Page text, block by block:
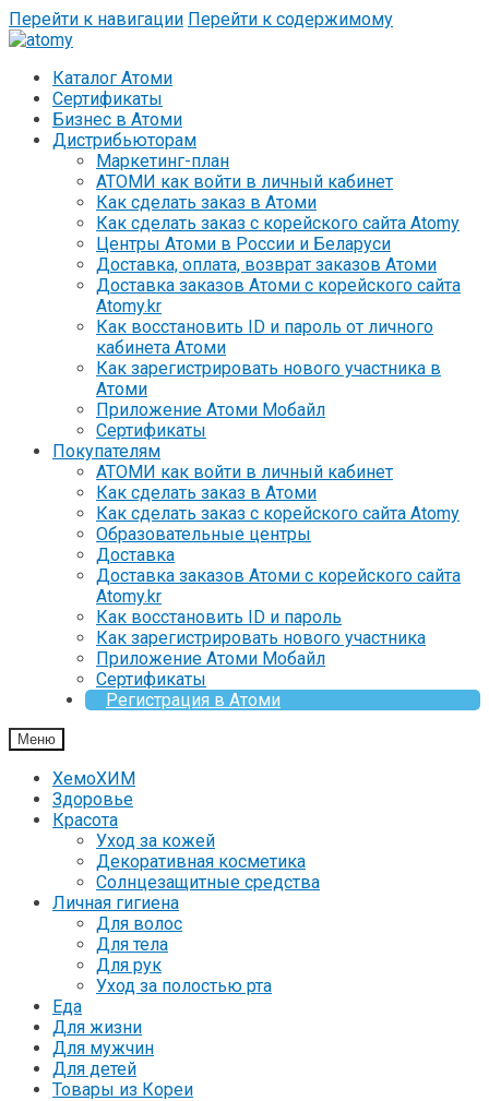
Перейти к навигации Перейти к содержимому
Каталог Атоми
Сертификаты
Бизнес в Атоми
Дистрибьюторам
Маркетинг-план
АТОМИ как войти в личный кабинет
Как сделать заказ в Атоми
Как сделать заказ с корейского сайта Atomy
Центры Атоми в России и Беларуси
Доставка, оплата, возврат заказов Атоми
Доставка заказов Атоми с корейского сайта
Atomy.kr
Как восстановить ID и пароль от личного
кабинета Атоми
Как зарегистрировать нового участника в
Атоми
Приложение Атоми Мобайл
Сертификаты
Покупателям
АТОМИ как войти в личный кабинет
Как сделать заказ в Атоми
Как сделать заказ с корейского сайта Atomy
Образовательные центры
Доставка
Доставка заказов Атоми с корейского сайта
Atomy.kr
Как восстановить ID и пароль
Как зарегистрировать нового участника
Приложение Атоми Мобайл
Сертификаты
Регистрация в Атоми
Меню
ХемоХИМ
Здоровье
Красота
Уход за кожей
Декоративная косметика
Солнцезащитные средства
Личная гигиена
Для волос
Для тела
Для рук
Уход за полостью рта
Еда
Для жизни
Для мужчин
Для детей
Товары из Кореи